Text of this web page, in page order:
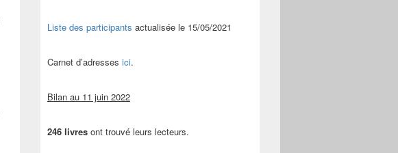
Liste des participants actualisée le 15/05/2021
Carnet d’adresses ici.
Bilan au 11 juin 2022
246 livres ont trouvé leurs lecteurs.